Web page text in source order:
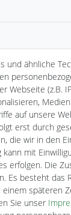
und ähnliche
Webseite (z.B.
auf unsere
erst durch
die wir in den
mit
erfolgen. Die
Es besteht das
einem späteren
Sie unser